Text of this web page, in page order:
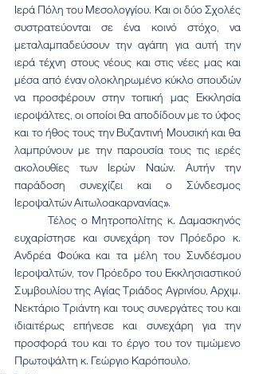
Ιερά Πόλη του Μεσολογγίου. Και οι δύο Σχολές
συστρατεύονται σε ένα κοινό στόχο, να
μεταλαμπαδεύσουν την αγάπη για αυτή την
ιερά τέχνη στους νέους και στις νέες μας και
μέσα από έναν ολοκληρωμένο κύκλο σπουδών
να προσφέρουν στην τοπική μας Εκκλησία
ιεροψάλτες, οι οποίοι θα αποδίδουν με το ύφος
και το ήθος τους την Βυζαντινή Μουσική και θα
λαμπρύνουν με την παρουσία τους τις ιερές
ακολουθίες των Ιερών Ναών. Αυτήν την
παράδοση συνεχίζει και ο Σύνδεσμος
Ιεροψαλτών Αιτωλοακαρνανίας».
	Τέλος ο Μητροπολίτης κ. Δαμασκηνός
ευχαρίστησε και συνεχάρη τον Πρόεδρο κ.
Ανδρέα Φούκα και τα μέλη του Συνδέσμου
Ιεροψαλτών, τον Πρόεδρο του Εκκλησιαστικού
Συμβουλίου της Αγίας Τριάδος Αγρινίου, Αρχιμ.
Νεκτάριο Τριάντη και τους συνεργάτες του και
ιδιαιτέρως επήνεσε και συνεχάρη για την
προσφορά του και το έργο του τον τιμώμενο
Πρωτοψάλτη κ. Γεώργιο Καρόπουλο.